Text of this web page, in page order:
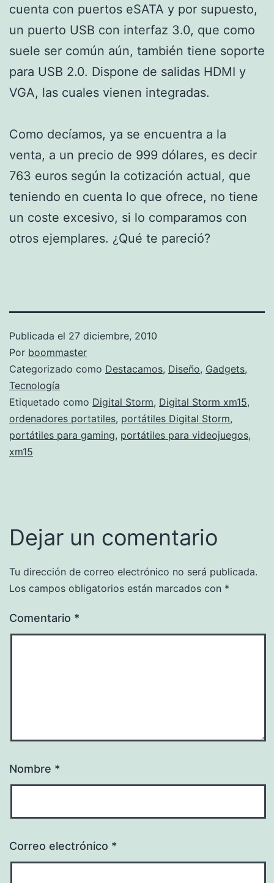
cuenta con puertos eSATA y por supuesto,
un puerto USB con interfaz 3.0, que como
suele ser común aún, también tiene soporte
para USB 2.0. Dispone de salidas HDMI y
VGA, las cuales vienen integradas.
Como decíamos, ya se encuentra a la
venta, a un precio de 999 dólares, es decir
763 euros según la cotización actual, que
teniendo en cuenta lo que ofrece, no tiene
un coste excesivo, si lo comparamos con
otros ejemplares. ¿Qué te pareció?
Publicada el 27 diciembre, 2010
Por boommaster
Categorizado como Destacamos, Diseño, Gadgets,
Tecnología
Etiquetado como Digital Storm, Digital Storm xm15,
ordenadores portatiles, portátiles Digital Storm,
portátiles para gaming, portátiles para videojuegos,
xm15
Dejar un comentario
Tu dirección de correo electrónico no será publicada.
Los campos obligatorios están marcados con *
Comentario *
Nombre *
Correo electrónico *